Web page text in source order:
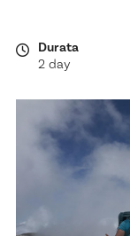
Durata
2 day